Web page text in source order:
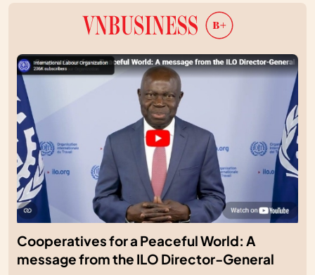
Cooperatives for a Peaceful World: A
message from the ILO Director-General